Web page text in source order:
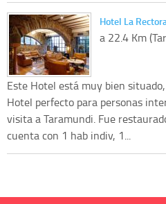
Hotel La
a 22.4 Km
Este Hotel está muy bien
Hotel perfecto para personas
visita a Taramundi. Fue
cuenta con 1 hab indiv, 1...